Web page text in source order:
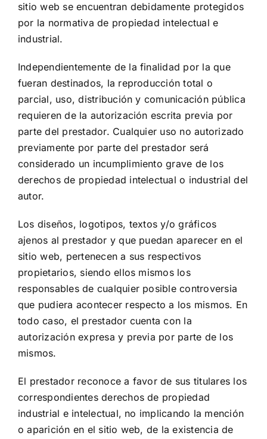
sitio web se encuentran debidamente protegidos
por la normativa de propiedad intelectual e
industrial.
Independientemente de la finalidad por la que
fueran destinados, la reproducción total o
parcial, uso, distribución y comunicación pública
requieren de la autorización escrita previa por
parte del prestador. Cualquier uso no autorizado
previamente por parte del prestador será
considerado un incumplimiento grave de los
derechos de propiedad intelectual o industrial del
autor.
Los diseños, logotipos, textos y/o gráficos
ajenos al prestador y que puedan aparecer en el
sitio web, pertenecen a sus respectivos
propietarios, siendo ellos mismos los
responsables de cualquier posible controversia
que pudiera acontecer respecto a los mismos. En
todo caso, el prestador cuenta con la
autorización expresa y previa por parte de los
mismos.
El prestador reconoce a favor de sus titulares los
correspondientes derechos de propiedad
industrial e intelectual, no implicando la mención
o aparición en el sitio web, de la existencia de